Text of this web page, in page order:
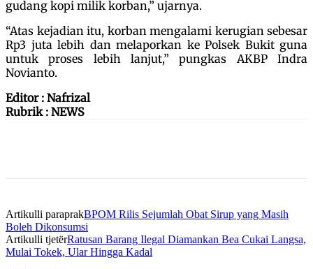
gudang kopi milik korban,” ujarnya.
“Atas kejadian itu, korban mengalami kerugian sebesar
Rp3 juta lebih dan melaporkan ke Polsek Bukit guna
untuk proses lebih lanjut,” pungkas AKBP Indra
Novianto.
Editor : Nafrizal
Rubrik : NEWS
Artikulli paraprakBPOM Rilis Sejumlah Obat Sirup yang Masih
Boleh Dikonsumsi
Artikulli tjetërRatusan Barang Ilegal Diamankan Bea Cukai Langsa,
Mulai Tokek, Ular Hingga Kadal